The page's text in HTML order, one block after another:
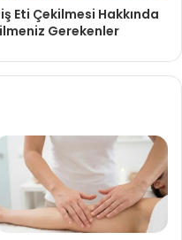
Eti Çekilmesi Hakkında
Gerekenler